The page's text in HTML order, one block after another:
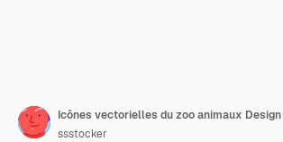
Icônes vectorielles du zoo animaux
ssstocker